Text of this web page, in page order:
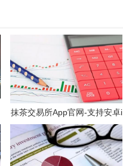
抹茶交易所App官网-支持安卓i
OS官方下载应用平台